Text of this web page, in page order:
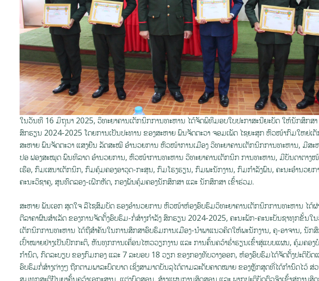
ໃນວັນທີ 16 ມິຖຸນາ 2025, ວິທະຍາຄານເຕັກນິກການທະຫານ ໄດ້ຈັດພິທີມອບໃບປະກາສະນີຍະບັດ ໃຫ້ນັກສຶກສາ
ສົກຮຽນ 2024-2025 ໂດຍການເປັນປະທານ ຂອງສະຫາຍ ພົນຈັດຕະວາ ຈອມເພັດ ໄຊຍະສຸກ ຫົວໜ້າກົມໃຫຍ່ເ
ສະຫາຍ ພົນຈັດຕະວາ ແສງຍືນ ລັດສະໝີ ອຳນວຍການ ຫົວໜ້າການເມືອງ ວິທະຍາຄານເຕັກນິກການທະຫານ, ມີສະ
ປອ ຟອງສະໝຸດ ພົນທິລາດ ອຳນວຍການ, ຫົວໜ້າການທະຫານ ວິທະຍາຄານເຕັກນິກ ການທະຫານ, ມີບັນດາຕາງ
ເຮືອ, ກົມເສນາເຕັກນິກ, ກົມຄຸ້ມຄອງອາວຸດ-ກະສຸນ, ກົມໂຮງຮຽນ, ກົມພະນັກງານ, ກົມກໍາລັງພົນ, ຄະນະອຳນວຍກ
ຄະນະວິຊາຄູ, ສູນທົດລອງ-ເຝິກຫັດ, ກອງພັນຄຸ້ມຄອງນັກສຶກສາ ແລະ ນັກສຶກສາ ເຂົ້າຮ່ວມ.
ສະຫາຍ ພັນເອກ ສຸດໃຈ ລືໄຊສົມບັດ ຮອງອໍານວຍການ ຫົວໜ້າຫ້ອງອົບຮົມວິທະຍາຄານເຕັກນິກການທະຫານ ໄດ້
ຕີລາຄາຜົນສໍາເລັດ ຂອງການຈັດຕັ້ງອົບຮົມ-ກໍ່ສ້າງກໍາລັງ ສົກຮຽນ 2024-2025, ຄະນະພັກ-ຄະນະບັນຊາທຸກຂັ້ນໃ
ເຕັກນິກການທະຫານ ໄດ້ຖືສໍາຄັນໃນການສຶກສາອົບຮົມການເມືອງ-ນໍາພາແນວຄິດໃຫ້ພະນັກງານ, ຄູ-ອາຈານ, ນັກ
ເປົ້າໝາຍຢ່າງເປັນປົກກະຕິ, ຫັນທຸກການເຄື່ອນໄຫວວຽກງານ ແລະ ການຄົ້ນຄວ້າຮໍ່າຮຽນເຂົ້າສູ່ແບບແຜນ, ຄຸ້ມຄອ
ກຳນົດ, ກົດລະບຽບ ຂອງກົມກອງ ແລະ 7 ລະບອບ 18 ວຽກ ຂອງກອງທັບວາງອອກ, ຫ້ອງອົບຮົມໄດ້ຈັດຕັ້ງປະຕິບັດ
ອົບຮົມກໍ່ສ້າງຕ່າງໆ ຖືກຕາມພາລະບົດບາດ ເຊິ່ງສາມາດບັນລຸໄດ້ຕາມລະດັບຄາດໝາຍ ຂອງຫຼັກສູດທີ່ໄດ້ກຳນົດໄວ້ ສ່